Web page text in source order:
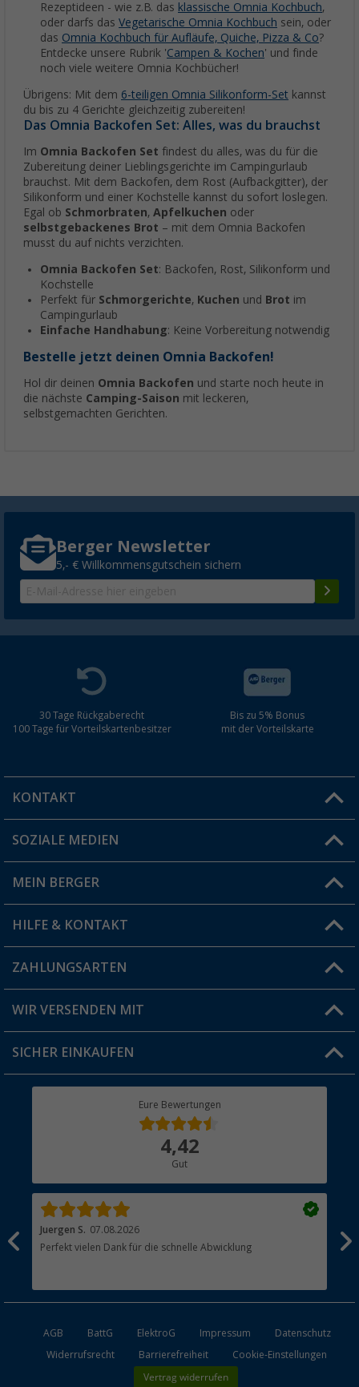
Rezeptideen - wie z.B. das klassische Omnia Kochbuch,
oder darfs das Vegetarische Omnia Kochbuch sein, oder
das Omnia Kochbuch für Aufläufe, Quiche, Pizza & Co?
Entdecke unsere Rubrik 'Campen & Kochen' und finde
noch viele weitere Omnia Kochbücher!
Übrigens: Mit dem 6-teiligen Omnia Silikonform-Set kannst
du bis zu 4 Gerichte gleichzeitig zubereiten!
Das Omnia Backofen Set: Alles, was du brauchst
Im Omnia Backofen Set findest du alles, was du für die
Zubereitung deiner Lieblingsgerichte im Campingurlaub
brauchst. Mit dem Backofen, dem Rost (Aufbackgitter), der
Silikonform und einer Kochstelle kannst du sofort loslegen.
Egal ob Schmorbraten, Apfelkuchen oder
selbstgebackenes Brot – mit dem Omnia Backofen
musst du auf nichts verzichten.
Omnia Backofen Set: Backofen, Rost, Silikonform und
Kochstelle
Perfekt für Schmorgerichte, Kuchen und Brot im
Campingurlaub
Einfache Handhabung: Keine Vorbereitung notwendig
Bestelle jetzt deinen Omnia Backofen!
Hol dir deinen Omnia Backofen und starte noch heute in
die nächste Camping-Saison mit leckeren,
selbstgemachten Gerichten.
Berger Newsletter
5,- € Willkommensgutschein sichern
30 Tage Rückgaberecht
100 Tage für Vorteilskartenbesitzer
Bis zu 5% Bonus
mit der Vorteilskarte
KONTAKT
Du hast eine Frage?
Filiale finden
SOZIALE MEDIEN
MEIN BERGER
Vorteilskarte
Blog
Jobs & Karriere
HILFE & KONTAKT
FAQ & Kontakt
Versandinformationen
Rücksendung
ZAHLUNGSARTEN
WIR VERSENDEN MIT
SICHER EINKAUFEN
Eure Bewertungen
4,42
Gut
Juergen S. 07.08.2026
Perfekt vielen Dank für die schnelle Abwicklung
AGB BattG ElektroG Impressum
Datenschutz
Widerrufsrecht
Barrierefreiheit Cookie-Einstellungen
Vertrag widerrufen